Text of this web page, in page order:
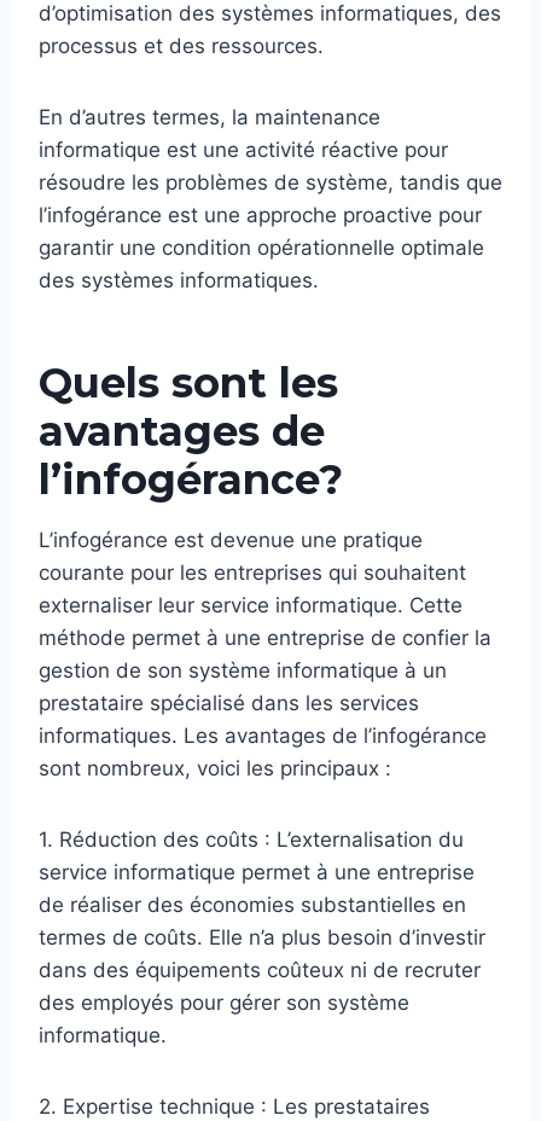
d’optimisation des systèmes informatiques, des
processus et des ressources.
En d’autres termes, la maintenance
informatique est une activité réactive pour
résoudre les problèmes de système, tandis que
l’infogérance est une approche proactive pour
garantir une condition opérationnelle optimale
des systèmes informatiques.
Quels sont les
avantages de
l’infogérance?
L’infogérance est devenue une pratique
courante pour les entreprises qui souhaitent
externaliser leur service informatique. Cette
méthode permet à une entreprise de confier la
gestion de son système informatique à un
prestataire spécialisé dans les services
informatiques. Les avantages de l’infogérance
sont nombreux, voici les principaux :
1. Réduction des coûts : L’externalisation du
service informatique permet à une entreprise
de réaliser des économies substantielles en
termes de coûts. Elle n’a plus besoin d’investir
dans des équipements coûteux ni de recruter
des employés pour gérer son système
informatique.
2. Expertise technique : Les prestataires